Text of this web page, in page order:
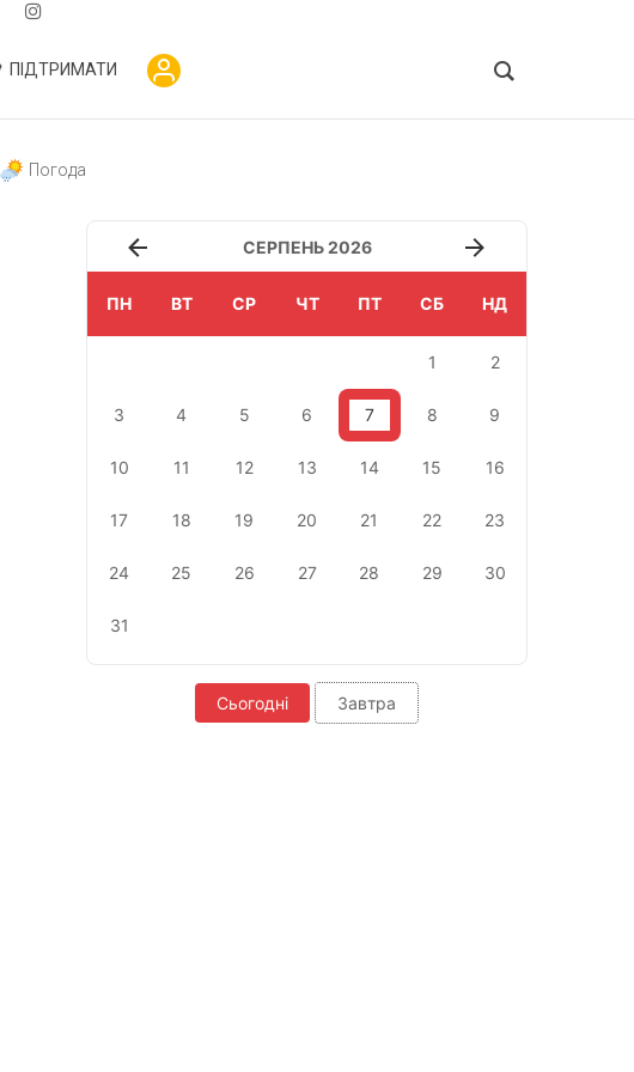
ПІДТРИМАТИ
Погода
СЕРПЕНЬ 2026
ПН ВТ СР ЧТ ПТ СБ НД
1 2
3 4 5 6 7 8 9
10 11 12 13 14 15 16
17 18 19 20 21 22 23
24 25 26 27 28 29 30
31
Сьогодні Завтра